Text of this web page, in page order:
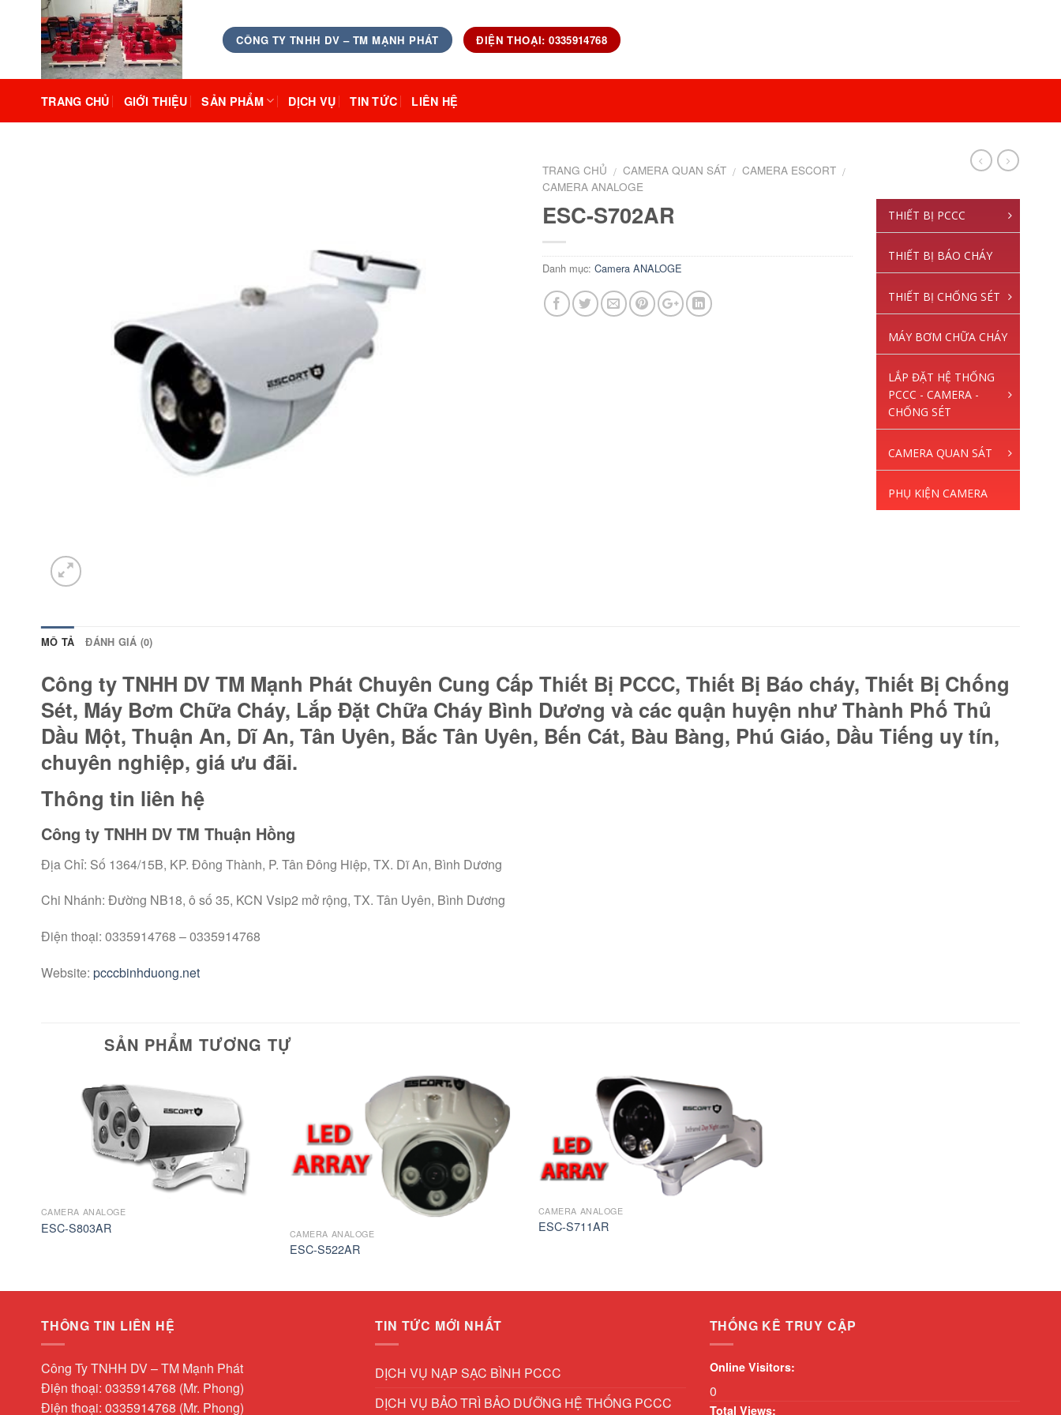
CÔNG TY TNHH DV – TM MẠNH PHÁT ĐIỆN THOẠI: 0335914768
TRANG CHỦ GIỚI THIỆU SẢN PHẨM DỊCH VỤ TIN TỨC LIÊN HỆ
TRANG CHỦ / CAMERA QUAN SÁT / CAMERA ESCORT /
CAMERA ANALOGE
ESC-S702AR
Danh mục: Camera ANALOGE
THIẾT BỊ PCCC
THIẾT BỊ BÁO CHÁY
THIẾT BỊ CHỐNG SÉT
MÁY BƠM CHỮA CHÁY
LẮP ĐẶT HỆ THỐNG
PCCC - CAMERA -
CHỐNG SÉT
CAMERA QUAN SÁT
PHỤ KIỆN CAMERA
MÔ TẢ ĐÁNH GIÁ (0)
Công ty TNHH DV TM Mạnh Phát Chuyên Cung Cấp Thiết Bị PCCC, Thiết Bị Báo cháy, Thiết Bị Chống
Sét, Máy Bơm Chữa Cháy, Lắp Đặt Chữa Cháy Bình Dương và các quận huyện như Thành Phố Thủ
Dầu Một, Thuận An, Dĩ An, Tân Uyên, Bắc Tân Uyên, Bến Cát, Bàu Bàng, Phú Giáo, Dầu Tiếng uy tín,
chuyên nghiệp, giá ưu đãi.
Thông tin liên hệ
Công ty TNHH DV TM Thuận Hồng
Địa Chỉ: Số 1364/15B, KP. Đông Thành, P. Tân Đông Hiệp, TX. Dĩ An, Bình Dương
Chi Nhánh: Đường NB18, ô số 35, KCN Vsip2 mở rộng, TX. Tân Uyên, Bình Dương
Điện thoại: 0335914768 – 0335914768
Website: pcccbinhduong.net
SẢN PHẨM TƯƠNG TỰ
CAMERA ANALOGE
ESC-S803AR CAMERA ANALOGE
ESC-S522AR
CAMERA ANALOGE
ESC-S711AR
THÔNG TIN LIÊN HỆ
Công Ty TNHH DV – TM Mạnh Phát
Điện thoại: 0335914768 (Mr. Phong)
Điện thoại: 0335914768 (Mr. Phong)
TIN TỨC MỚI NHẤT
DỊCH VỤ NẠP SẠC BÌNH PCCC
DỊCH VỤ BẢO TRÌ BẢO DƯỠNG HỆ THỐNG PCCC
THỐNG KÊ TRUY CẬP
Online Visitors:
0
Total Views: